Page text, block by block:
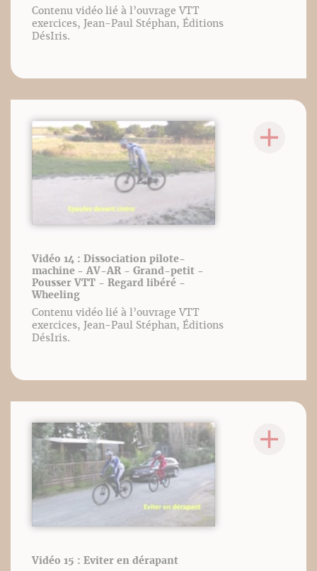
Contenu vidéo lié à l’ouvrage VTT
exercices, Jean-Paul Stéphan, Éditions
DésIris.
Vidéo 14 : Dissociation pilote-
machine - AV-AR - Grand-petit -
Pousser VTT - Regard libéré -
Wheeling
Contenu vidéo lié à l’ouvrage VTT
exercices, Jean-Paul Stéphan, Éditions
DésIris.
Vidéo 15 : Eviter en dérapant